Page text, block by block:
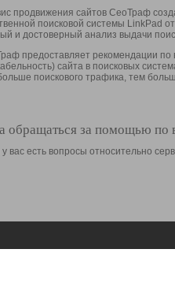
продвижения сайтов СеоТраф
поисковой системы LinkPad
и достоверный анализ выдачи
предоставляет рекомендации по
сайта в поисковых
поискового трафика, тем
обращаться за помощью по
у вас есть вопросы относительно